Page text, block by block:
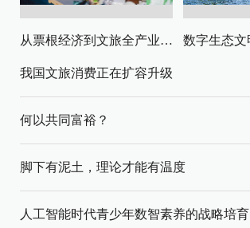
从票根经济到文旅全产业链升级
我国文旅消费正在扩容升级
何以共同富裕？
脚下有泥土，理论才能有温度
人工智能时代青少年数智素养的战略培育